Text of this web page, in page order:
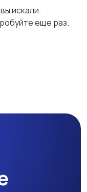
обувь
искали.
еще раз.